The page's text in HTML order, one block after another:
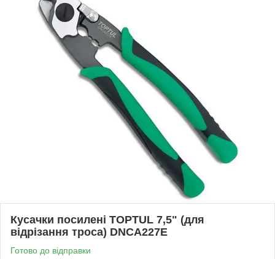
Кусачки посилені TOPTUL 7,5" (для
відрізання троса) DNCA227E
Готово до відправки